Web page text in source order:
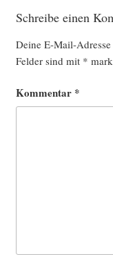
Schreibe einen
Deine E-Mail-
Felder sind mit *
Kommentar *